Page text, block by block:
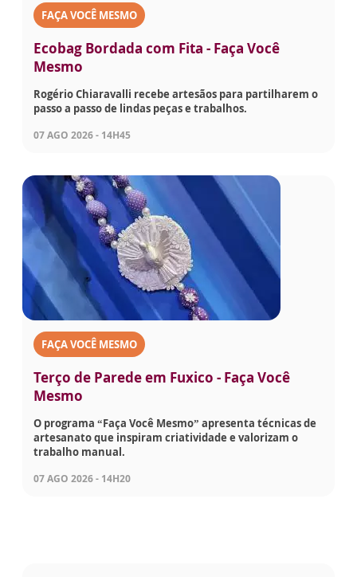
FAÇA VOCÊ MESMO
Ecobag Bordada com Fita - Faça Você
Mesmo
Rogério Chiaravalli recebe artesãos para partilharem o
passo a passo de lindas peças e trabalhos.
07 AGO 2026 - 14H45
FAÇA VOCÊ MESMO
Terço de Parede em Fuxico - Faça Você
Mesmo
O programa “Faça Você Mesmo” apresenta técnicas de
artesanato que inspiram criatividade e valorizam o
trabalho manual.
07 AGO 2026 - 14H20